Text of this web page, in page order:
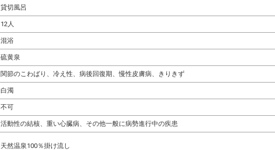
貸切風呂
12人
混浴
硫黄泉
関節のこわばり、冷え性、病後回復期、慢性皮膚病、きりきず
白濁
不可
活動性の結核、重い心臓病、その他一般に病勢進行中の疾患
天然温泉100％掛け流し